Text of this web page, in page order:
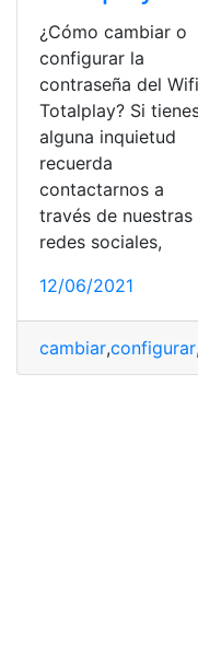
¿Cómo cambiar o
configurar la
contraseña del Wifi
Totalplay? Si
alguna inquietud
recuerda
contactarnos a
través de nuestras
redes sociales,
12/06/2021
cambiar,configurar,